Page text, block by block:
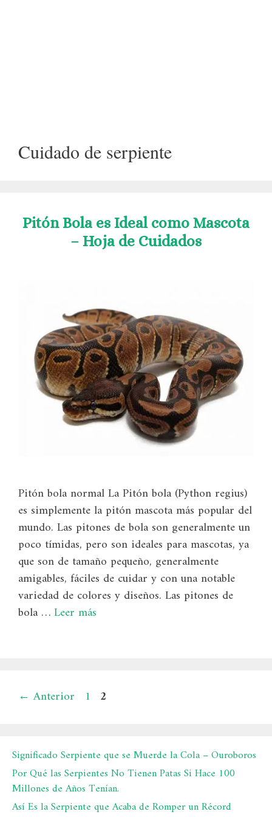
Cuidado de serpiente
Pitón Bola es Ideal como Mascota
– Hoja de Cuidados
Pitón bola normal La Pitón bola (Python regius)
es simplemente la pitón mascota más popular del
mundo. Las pitones de bola son generalmente un
poco tímidas, pero son ideales para mascotas, ya
que son de tamaño pequeño, generalmente
amigables, fáciles de cuidar y con una notable
variedad de colores y diseños. Las pitones de
bola …Leer más
← Anterior Página
1 Página
2
Significado Serpiente que se Muerde la Cola – Ouroboros
Por Qué las Serpientes No Tienen Patas Si Hace 100
Millones de Años Tenían.
Así Es la Serpiente que Acaba de Romper un Récord